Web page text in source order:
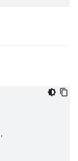
,